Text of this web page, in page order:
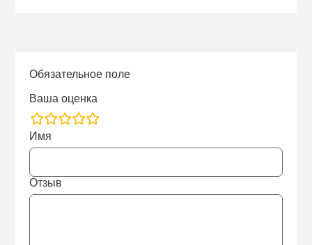
Обязательное поле
Ваша оценка
rating
fields
Имя
Отзыв